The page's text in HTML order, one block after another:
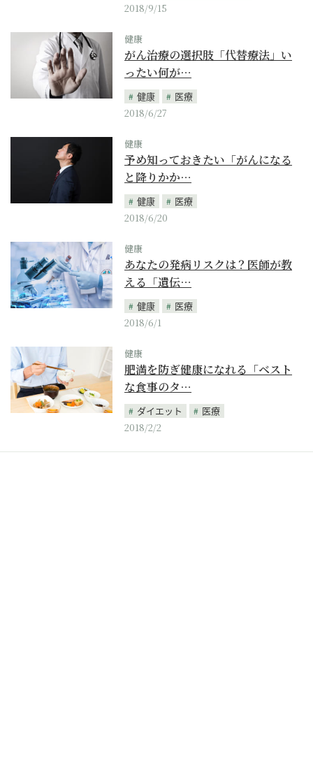
2018/9/15
健康
がん治療の選択肢「代替療法」い
ったい何が…
健康
医療
2018/6/27
健康
予め知っておきたい「がんになる
と降りかか…
健康
医療
2018/6/20
健康
あなたの発病リスクは？医師が教
える「遺伝…
健康
医療
2018/6/1
健康
肥満を防ぎ健康になれる「ベスト
な食事のタ…
ダイエット
医療
2018/2/2